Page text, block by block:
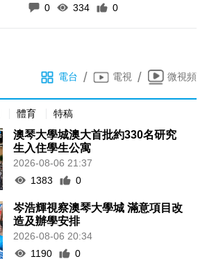
0
334 0
電台 / 電視 / 微視頻
體育 特稿
澳琴大學城澳大首批約330名研究
生入住學生公寓
2026-08-06 21:37
1383
0
岑浩輝視察澳琴大學城 滿意項目改
造及辦學安排
2026-08-06 20:34
1190
0